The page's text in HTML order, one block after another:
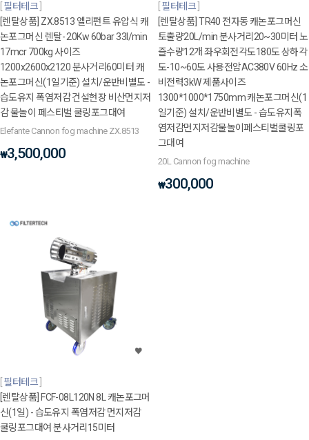
필터테크
[렌탈상품] ZX.8513 엘리펀트 유압식 캐
논포그머신 렌탈- 20Kw 60bar 33l/min
17mcr 700kg 사이즈
1200x2600x2120 분사거리60미터 캐
논포그머신(1일기준) 설치/운반비별도 -
습도유지 폭염저감 건설현장 비산먼지저
감 물놀이 페스티벌 쿨링포그대여
Elefante Cannon fog machine ZX.8513
₩3,500,000
필터테크
[렌탈상품] TR40 전자동 캐논포그머신
토출량20L/min 분사거리20~30미터 노
즐수량12개 좌우회전각도180도 상하각
도-10~60도 사용전압AC380V 60Hz 소
비전력3kW 제품사이즈
1300*1000*1750mm 캐논포그머신(1
일기준) 설치/운반비별도 - 습도유지폭
염저감먼지저감물놀이페스티벌쿨링포
그대여
20L Cannon fog machine
₩300,000
필터테크
[렌탈상품] FCF-08L120N 8L 캐논포그머
신(1일) - 습도유지 폭염저감 먼지저감
쿨링포그대여 분사거리15미터